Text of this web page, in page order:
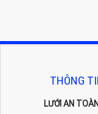
THÔNG
LƯỚI AN